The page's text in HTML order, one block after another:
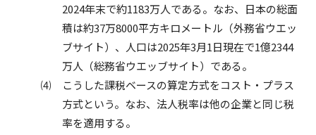
2024年末で約1183万人である。なお、日本の総面
積は約37万8000平方キロメートル（外務省ウエッ
ブサイト）、人口は2025年3月1日現在で1億2344
万人（総務省ウエッブサイト）である。
⑷ こうした課税ベースの算定方式をコスト・プラス
方式という。なお、法人税率は他の企業と同じ税
率を適用する。